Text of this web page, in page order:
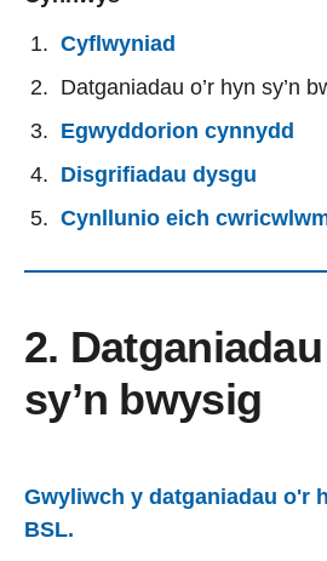
Cyflwyniad
Datganiadau o’r hyn sy’n
Egwyddorion cynnydd
Disgrifiadau dysgu
Cynllunio eich
2.
sy’n bwysig
Gwyliwch y datganiadau o'r
BSL.